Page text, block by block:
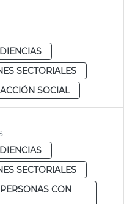
SECTORIALES
SOCIAL
SECTORIALES
CON